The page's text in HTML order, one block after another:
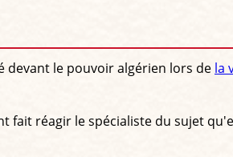
devant le pouvoir algérien lors de la
fait réagir le spécialiste du sujet